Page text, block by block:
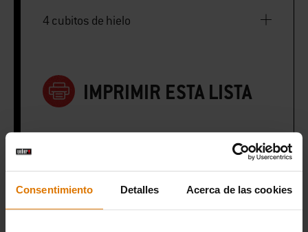
Consentimiento Detalles Acerca de las cookies
4 cubitos de hielo
IMPRIMIR ESTA LISTA
Preparación